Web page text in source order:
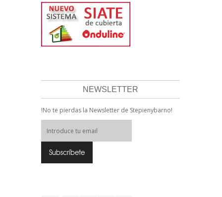
NEWSLETTER
!No te pierdas la Newsletter de Stepienybarno!